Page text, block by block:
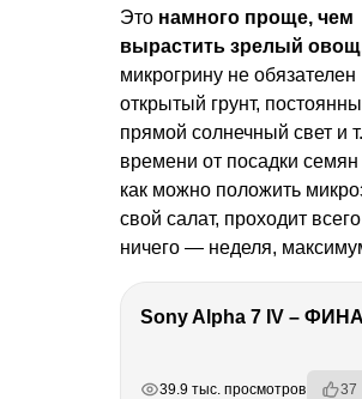
Это намного проще, чем
вырастить зрелый овощ
микрогрину не обязателен
открытый грунт,
прямой солнечный свет и
времени от посадки семян
как можно положить
свой салат, проходит всего
ничего — неделя,
39.9 тыс. просмотров 37